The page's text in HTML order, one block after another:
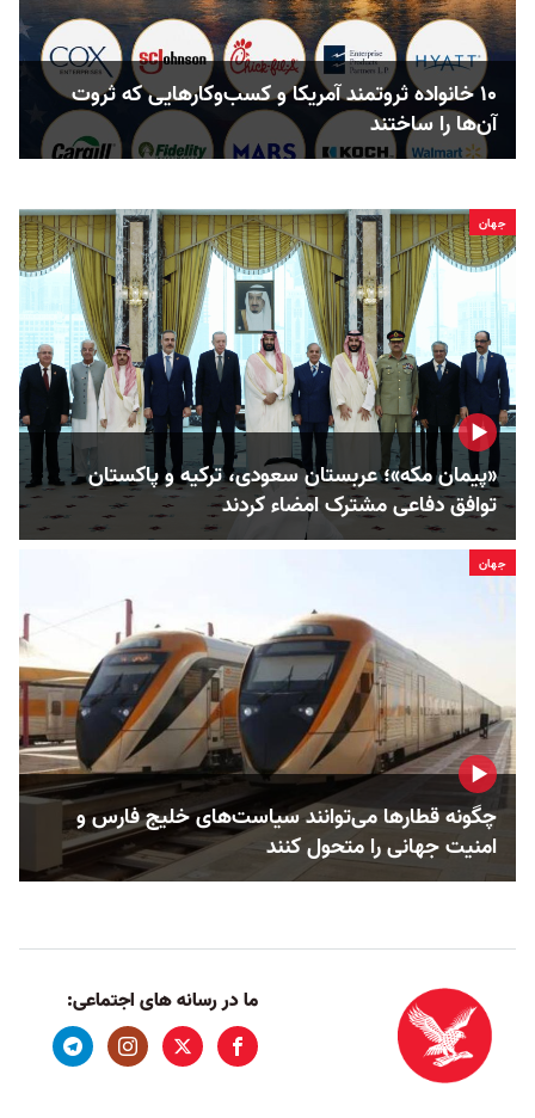
۱۰ خانواده ثروتمند آمریکا و کسب‌وکارهایی که ثروت
آن‌ها را ساختند
جهان
«پیمان مکه»؛ عربستان سعودی، ترکیه و پاکستان
توافق دفاعی مشترک امضاء کردند
جهان
چگونه قطارها می‌توانند سیاست‌های خلیج فارس و
امنیت جهانی را متحول کنند
ما در رسانه های اجتماعی: